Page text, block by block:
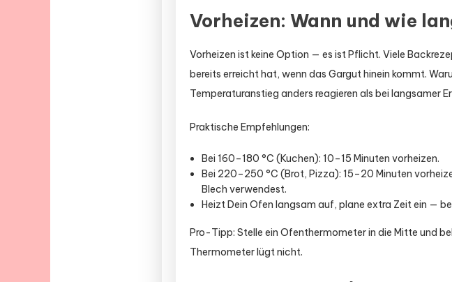
Vorheizen: Wann und wie
Vorheizen ist keine Option — es ist Pflicht. Viele
bereits erreicht hat, wenn das Gargut hinein kommt.
Temperaturanstieg anders reagieren als bei langsamer
Praktische Empfehlungen:
Bei 160–180 °C (Kuchen): 10–15 Minuten vorheizen.
Bei 220–250 °C (Brot, Pizza): 15–20 Minuten
Blech verwendest.
Heizt Dein Ofen langsam auf, plane extra Zeit ein —
Pro-Tipp: Stelle ein Ofenthermometer in die Mitte und
Thermometer lügt nicht.